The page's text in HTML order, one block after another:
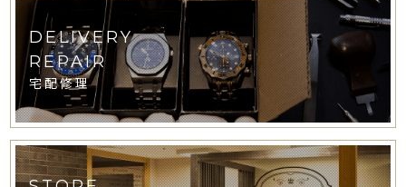
DELIVERY
REPAIR
宅配修理